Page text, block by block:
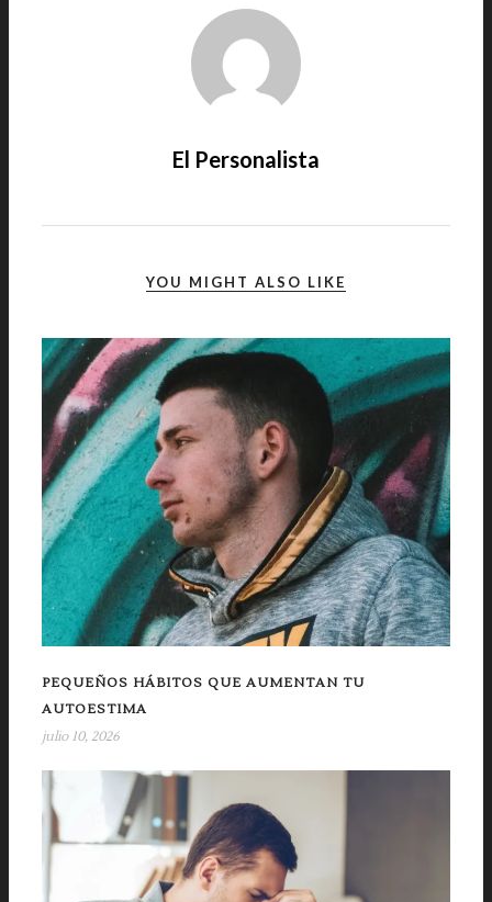
El Personalista
YOU MIGHT ALSO LIKE
PEQUEÑOS HÁBITOS QUE AUMENTAN TU
AUTOESTIMA
julio 10, 2026